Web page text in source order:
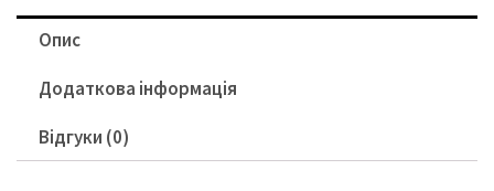
Опис
Додаткова інформація
Відгуки (0)